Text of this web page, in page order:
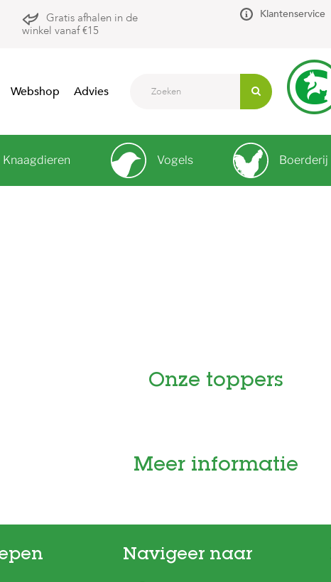
Gratis afhalen in de
winkel vanaf €15
Klantenservice
Webshop Advies
Knaagdieren Vogels Boerderij
Onze toppers
Meer informatie
Navigeer naar